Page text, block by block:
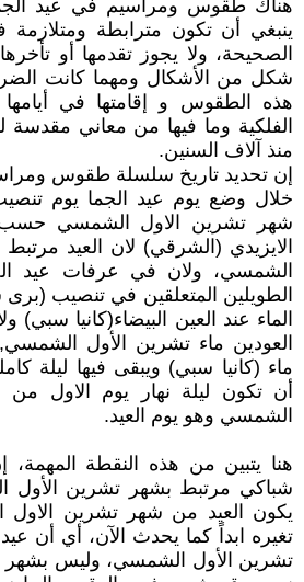
هناك طقوس ومراسيم في عيد
ينبغي أن تكون مترابطة ومتلازمة
الصحيحة، ولا يجوز تقدمها أو
شكل من الأشكال ومهما كانت
هذه الطقوس و إقامتها في أيامها
الفلكية وما فيها من معاني مقدسة
منذ آلاف السنين.
إن تحديد تاريخ سلسلة طقوس
خلال وضع يوم عيد الجما يوم
شهر تشرين الاول الشمسي حسب
الايزيدي (الشرقي) لان العيد
الشمسي، ولان في عرفات عيد
الطويلين المتعلقين في تنصيب
الماء عند العين البيضاء(كانيا
العودين ماء تشرين الأول
ماء (كانيا سبي) ويبقى فيها ليلة
أن تكون ليلة نهار يوم الاول
الشمسي وهو يوم العيد.
هنا يتبين من هذه النقطة
شباكي مرتبط بشهر تشرين الأول
يكون العيد من شهر تشرين الاول
تغيره ابداً كما يحدث الآن، أي أن
تشرين الأول الشمسي، وليس بشهر